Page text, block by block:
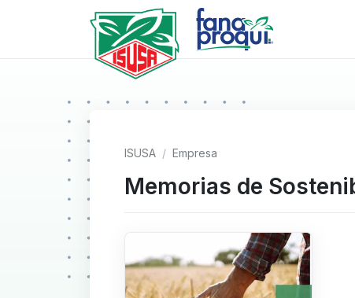
ISUSA Empresa
Memorias de